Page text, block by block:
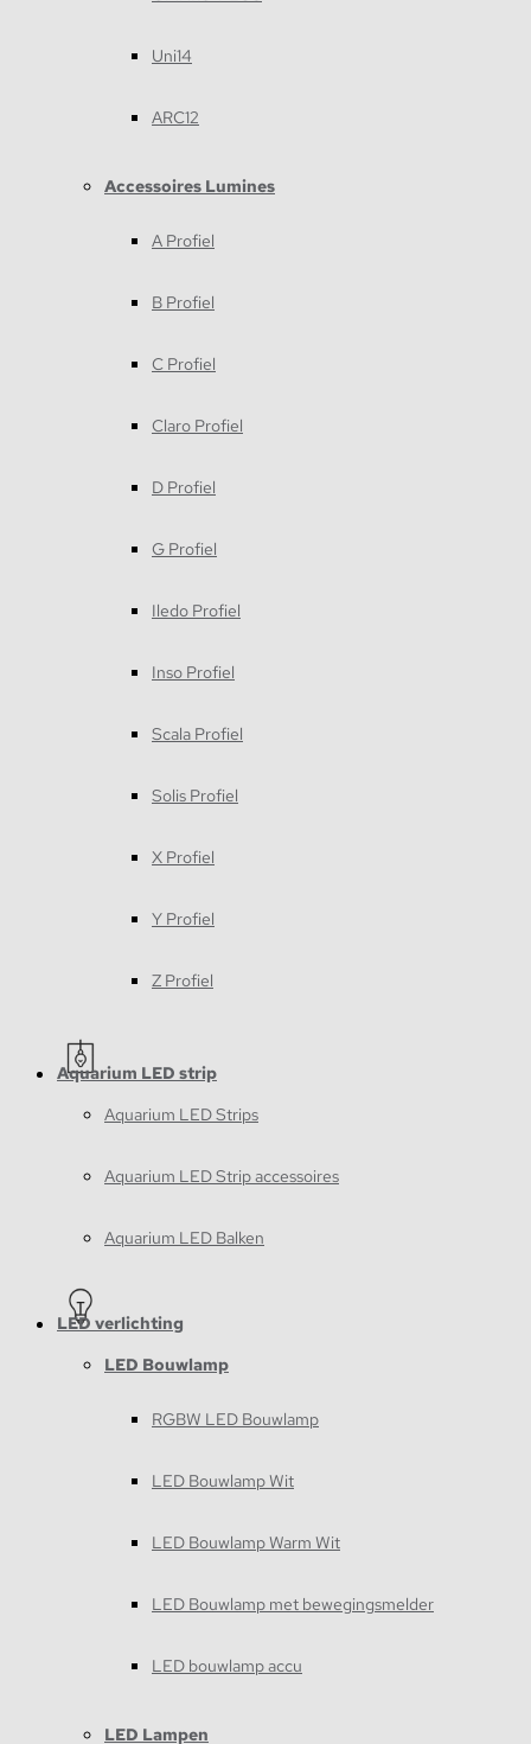
Uni14
ARC12
Accessoires Lumines
A Profiel
B Profiel
C Profiel
Claro Profiel
D Profiel
G Profiel
Iledo Profiel
Inso Profiel
Scala Profiel
Solis Profiel
X Profiel
Y Profiel
Z Profiel
Aquarium LED strip
Aquarium LED Strips
Aquarium LED Strip accessoires
Aquarium LED Balken
LED verlichting
LED Bouwlamp
RGBW LED Bouwlamp
LED Bouwlamp Wit
LED Bouwlamp Warm Wit
LED Bouwlamp met bewegingsmelder
LED bouwlamp accu
LED Lampen